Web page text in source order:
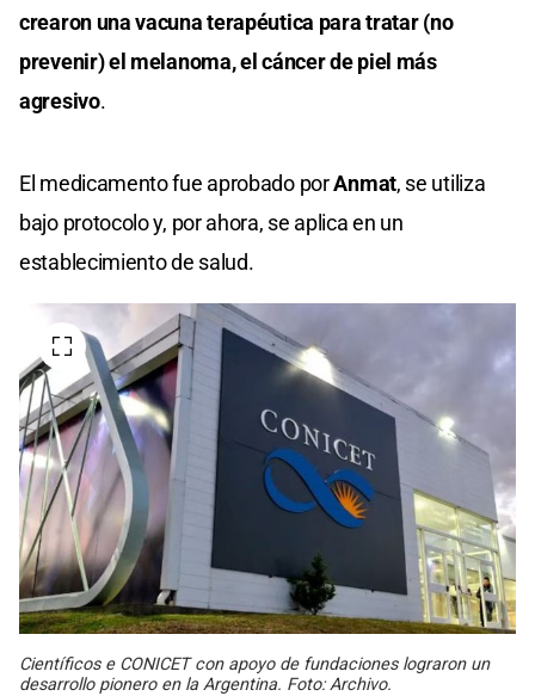
crearon una vacuna terapéutica para tratar (no
prevenir) el melanoma, el cáncer de piel más
agresivo.
El medicamento fue aprobado porAnmat, se utiliza
bajo protocolo y, por ahora, se aplica en un
establecimiento de salud.
Científicos e CONICET con apoyo de fundaciones lograron un
desarrollo pionero en la Argentina. Foto: Archivo.